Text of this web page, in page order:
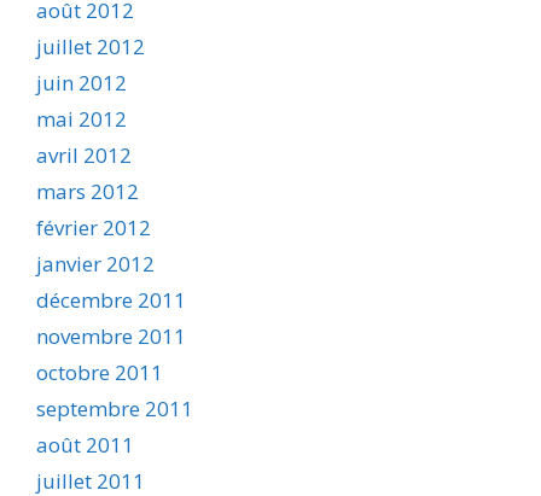
août 2012
juillet 2012
juin 2012
mai 2012
avril 2012
mars 2012
février 2012
janvier 2012
décembre 2011
novembre 2011
octobre 2011
septembre 2011
août 2011
juillet 2011